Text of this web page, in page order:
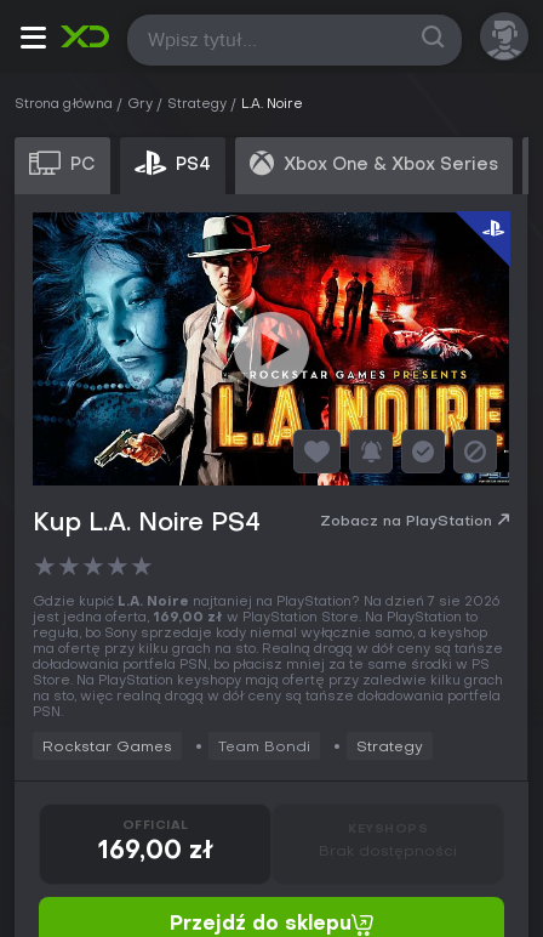
Wszystkie
Strona główna Gry Strategy L.A. Noire
PC PS4 Xbox One & Xbox Series
Kup L.A. Noire PS4 Zobacz na PlayStation
★★★★★
Gdzie kupić L.A. Noire najtaniej na PlayStation? Na dzień 7 sie 2026
jest jedna oferta, 169,00 zł w PlayStation Store. Na PlayStation to
reguła, bo Sony sprzedaje kody niemal wyłącznie samo, a keyshop
ma ofertę przy kilku grach na sto. Realną drogą w dół ceny są tańsze
doładowania portfela PSN, bo płacisz mniej za te same środki w PS
Store. Na PlayStation keyshopy mają ofertę przy zaledwie kilku grach
na sto, więc realną drogą w dół ceny są tańsze doładowania portfela
PSN.
Rockstar Games Team Bondi Strategy
OFFICIAL
169,00 zł Brak dostępności
Przejdź do sklepu